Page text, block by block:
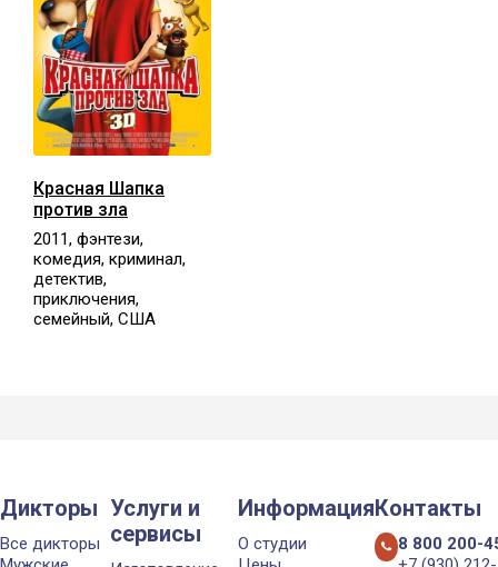
Красная Шапка
против зла
2011, фэнтези,
комедия, криминал,
детектив,
приключения,
семейный, США
Дикторы
Все дикторы
Услуги и
сервисы
Информация
О студии
Контакты
8 800 200-